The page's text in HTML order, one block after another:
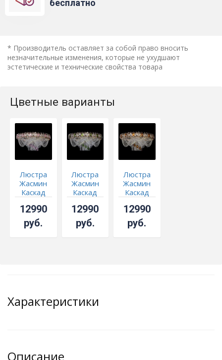
бесплатно
* Производитель оставляет за собой право вносить
незначительные изменения, которые не ухудшают
эстетические и технические свойства товара
Цветные варианты
Люстра
Жасмин
Каскад
12990
руб.
Люстра
Жасмин
Каскад
12990
руб.
Люстра
Жасмин
Каскад
12990
руб.
Характеристики
Описание